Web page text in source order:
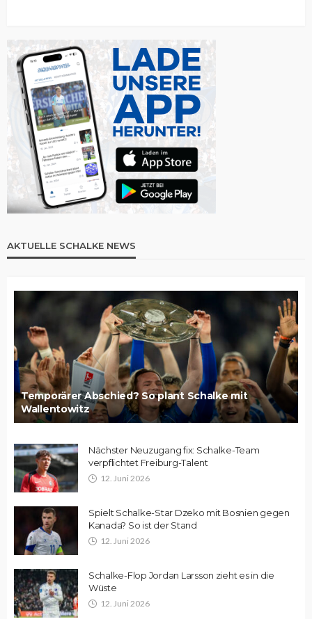
AKTUELLE SCHALKE NEWS
Temporärer Abschied? So plant Schalke mit
Wallentowitz
Nächster Neuzugang fix: Schalke-Team
verpflichtet Freiburg-Talent
12. Juni 2026
Spielt Schalke-Star Dzeko mit Bosnien gegen
Kanada? So ist der Stand
12. Juni 2026
Schalke-Flop Jordan Larsson zieht es in die
Wüste
12. Juni 2026